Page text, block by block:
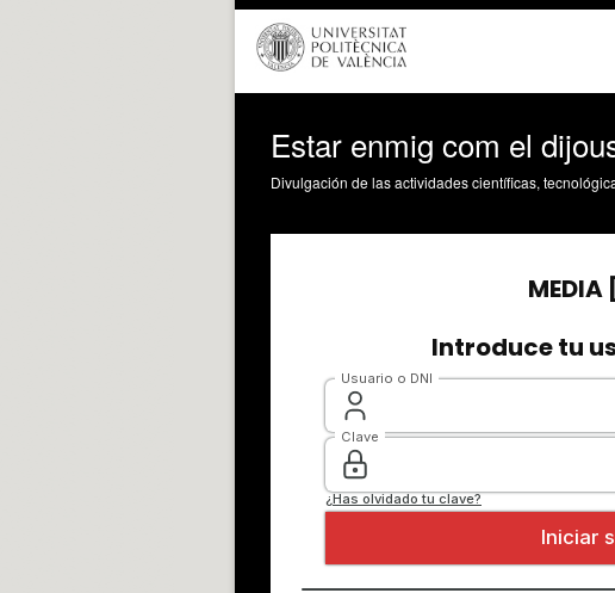
Estar enmig com el
Divulgación de las actividades científicas,